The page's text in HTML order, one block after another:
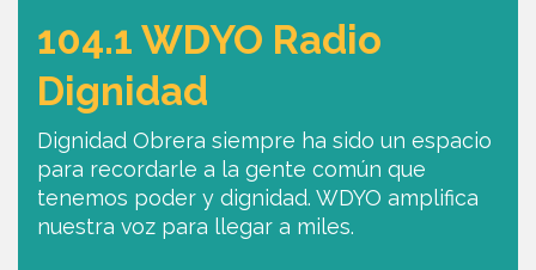
104.1 WDYO Radio
Dignidad
Dignidad Obrera siempre ha sido un espacio
para recordarle a la gente común que
tenemos poder y dignidad. WDYO amplifica
nuestra voz para llegar a miles.